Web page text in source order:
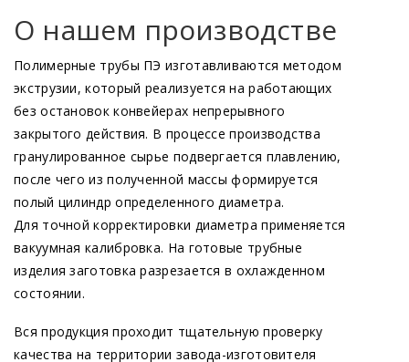
О нашем производстве
Полимерные трубы ПЭ изготавливаются методом
экструзии, который реализуется на работающих
без остановок конвейерах непрерывного
закрытого действия. В процессе производства
гранулированное сырье подвергается плавлению,
после чего из полученной массы формируется
полый цилиндр определенного диаметра.
Для точной корректировки диаметра применяется
вакуумная калибровка. На готовые трубные
изделия заготовка разрезается в охлажденном
состоянии.
Вся продукция проходит тщательную проверку
качества на территории завода-изготовителя